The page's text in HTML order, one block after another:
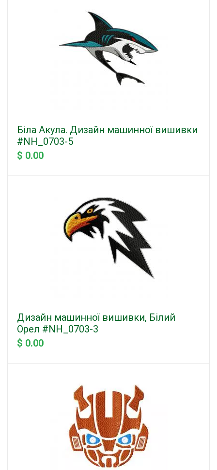
Біла Акула. Дизайн машинної вишивки
#NH_0703-5
$ 0.00
Дизайн машинної вишивки, Білий
Орел #NH_0703-3
$ 0.00